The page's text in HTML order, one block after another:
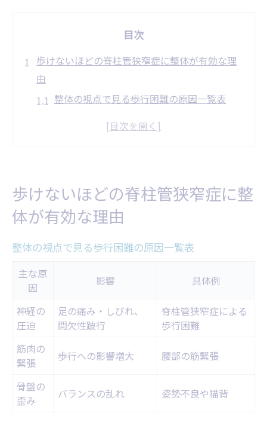
目次
歩けないほどの脊柱管狭窄症に整体が有効な理
由
整体の視点で見る歩行困難の原因一覧表
歩けない悩みに整体が寄り添うメリット
整体による間欠性跛行の痛み緩和アプローチ
整体で実践される痛み緩和アプローチ比較
間欠性跛行の症状に整体が効く理由
整体施術後の多様な体感とは
整体で変わる日常動作のポイント
ツ
セルフケアなら整体の知識を活用しよう
歩けないほどの脊柱管狭窄症に整
体が有効な理由
整体の視点で見る歩行困難の原因一覧表
主な原
因
影響 具体例
神経の
圧迫
足の痛み・しびれ、
間欠性跛行
脊柱管狭窄症による
歩行困難
筋肉の
緊張
歩行への影響増大 腰部の筋緊張
骨盤の
歪み
バランスの乱れ 姿勢不良や猫背